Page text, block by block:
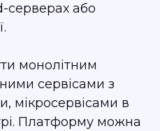
серверах або
монолітним
сервісами з
мікросервісами в
Платформу можна